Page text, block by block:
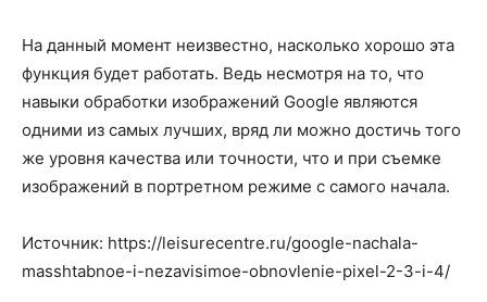
На данный момент неизвестно, насколько хорошо эта
функция будет работать. Ведь несмотря на то, что
навыки обработки изображений Google являются
одними из самых лучших, вряд ли можно достичь того
же уровня качества или точности, что и при съемке
изображений в портретном режиме с самого начала.
Источник: https://leisurecentre.ru/google-nachala-
masshtabnoe-i-nezavisimoe-obnovlenie-pixel-2-3-i-4/